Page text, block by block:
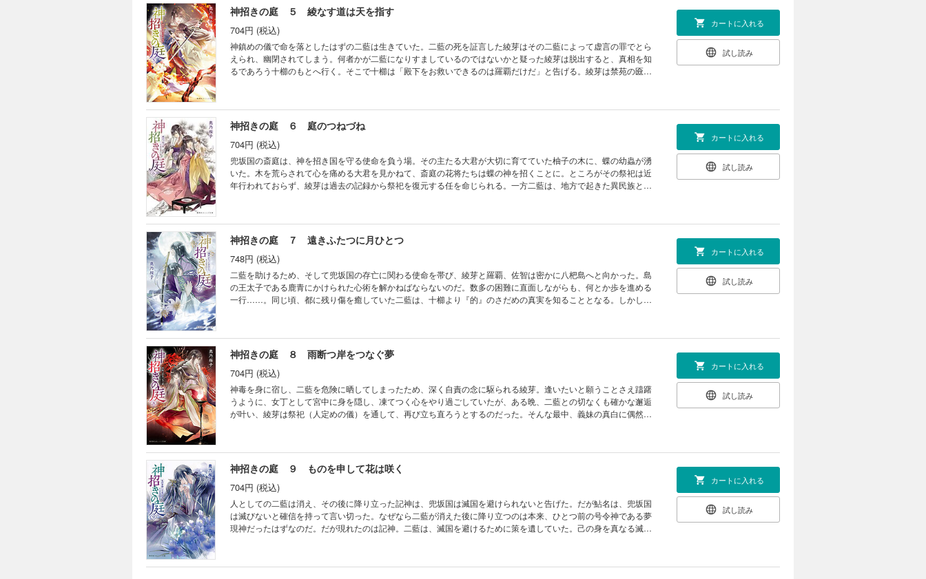
神招きの庭 ５ 綾なす道は天を指す
704円 (税込)
神鎮めの儀で命を落としたはずの二藍は生きていた。二藍の死を証言した綾芽はその二藍によって虚言の罪でとら
えられ、幽閉されてしまう。何者かが二藍になりすましているのではないかと疑った綾芽は脱出すると、真相を知
るであろう十櫛のもとへ行く。そこで十櫛は「殿下をお救いできるのは羅覇だけだ」と告げる。綾芽は禁苑の匳
カートに入れる
試し読み
神招きの庭 ６ 庭のつねづね
704円 (税込)
兜坂国の斎庭は、神を招き国を守る使命を負う場。その主たる大君が大切に育てていた柚子の木に、蝶の幼蟲が湧
いた。木を荒らされて心を痛める大君を見かねて、斎庭の花将たちは蝶の神を招くことに。ところがその祭祀は近
年行われておらず、綾芽は過去の記録から祭祀を復元する任を命じられる。一方二藍は、地方で起きた異民族との
す古代和風ファンタジーの番外編の計６編。その毎日は、いつもせわしなく、愛おしい。
カートに入れる
試し読み
神招きの庭 ７ 遠きふたつに月ひとつ
748円 (税込)
二藍を助けるため、そして兜坂国の存亡に関わる使命を帯び、綾芽と羅覇、佐智は密かに八杷島へと向かった。島
の王太子である鹿青にかけられた心術を解かねばならないのだ。数多の困難に直面しながらも、何とか歩を進める
一行……。同じ頃、都に残り傷を癒していた二藍は、十櫛より『的』のさだめの真実を知ることとなる。しかし、
――？ 古代和風幻想記、緊迫の第7巻。
カートに入れる
試し読み
神招きの庭 ８ 雨断つ岸をつなぐ夢
704円 (税込)
神毒を身に宿し、二藍を危険に晒してしまったため、深く自責の念に駆られる綾芽。逢いたいと願うことさえ躊躇
うように、女丁として宮中に身を隠し、凍てつく心をやり過ごしていたが、ある晩、二藍との切なくも確かな邂逅
が叶い、綾芽は祭祀（人定めの儀）を通して、再び立ち直ろうとするのだった。そんな最中、義妹の真白に偶然に
カートに入れる
試し読み
神招きの庭 ９ ものを申して花は咲く
704円 (税込)
人としての二藍は消え、その後に降り立った記神は、兜坂国は滅国を避けられないと告げた。だが鮎名は、兜坂国
は滅びないと確信を持って言い切った。なぜなら二藍が消えた後に降り立つのは本来、ひとつ前の号令神である夢
現神だったはずなのだ。だが現れたのは記神。二藍は、滅国を避けるために策を遺していた。己の身を真なる滅国
カートに入れる
試し読み